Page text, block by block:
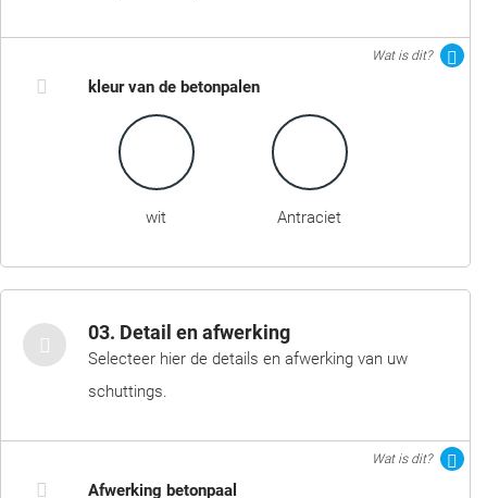
Wat is dit?
kleur van de betonpalen
wit Antraciet
03. Detail en afwerking
Selecteer hier de details en afwerking van uw
schuttings.
Wat is dit?
Afwerking betonpaal